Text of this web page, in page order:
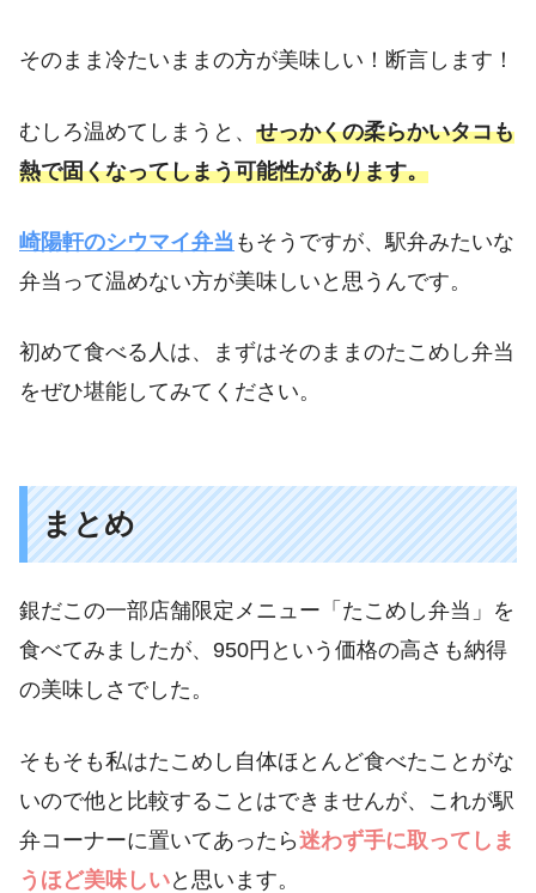
そのまま冷たいままの方が美味しい！断言します！
むしろ温めてしまうと、 せっかくの柔らかいタコも
熱で固くなってしまう可能性があります。
崎陽軒のシウマイ弁当 もそうですが、駅弁みたいな
弁当って温めない方が美味しいと思うんです。
初めて食べる人は、まずはそのままのたこめし弁当
をぜひ堪能してみてください。
まとめ
銀だこの一部店舗限定メニュー「たこめし弁当」を
食べてみましたが、950円という価格の高さも納得
の美味しさでした。
そもそも私はたこめし自体ほとんど食べたことがな
いので他と比較することはできませんが、これが駅
弁コーナーに置いてあったら迷わず手に取ってしま
うほど美味しいと思います。